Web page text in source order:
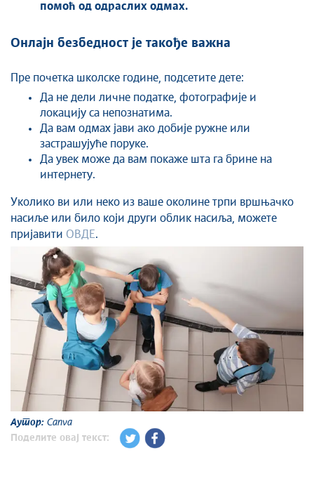
помоћ од одраслих одмах.
Онлајн безбедност је такође важна
Пре почетка школске године, подсетите дете:
Да не дели личне податке, фотографије и
локацију са непознатима.
Да вам одмах јави ако добије ружне или
застрашујуће поруке.
Да увек може да вам покаже шта га брине на
интернету.
Уколико ви или неко из ваше околине трпи вршњачко
насиље или било који други облик насиља, можете
пријавити ОВДЕ.
Аутор: Canva
Поделите овај текст: